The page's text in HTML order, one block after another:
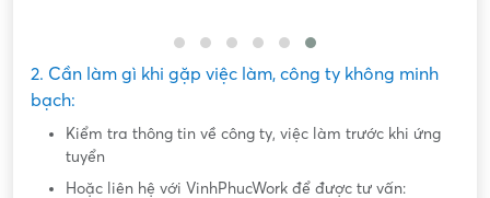
2. Cần làm gì khi gặp việc làm, công ty không minh
bạch:
Kiểm tra thông tin về công ty, việc làm trước khi ứng
tuyển
Hoặc liên hệ với VinhPhucWork để được tư vấn: